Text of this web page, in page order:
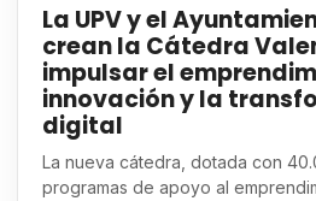
La UPV y el
crean la Cátedra
impulsar el
innovación y la
digital
La nueva cátedra, dotada con
programas de apoyo al